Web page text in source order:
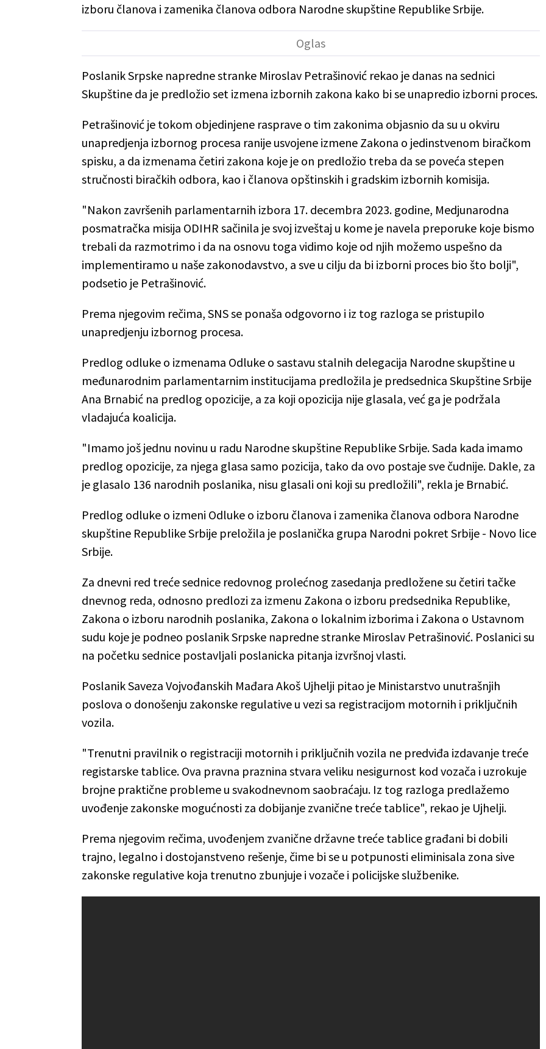
izboru članova i zamenika članova odbora Narodne skupštine Republike Srbije.
Poslanik Srpske napredne stranke Miroslav Petrašinović rekao je danas na sednici
Skupštine da je predložio set izmena izbornih zakona kako bi se unapredio izborni proces.
Petrašinović je tokom objedinjene rasprave o tim zakonima objasnio da su u okviru
unapredjenja izbornog procesa ranije usvojene izmene Zakona o jedinstvenom biračkom
spisku, a da izmenama četiri zakona koje je on predložio treba da se poveća stepen
stručnosti biračkih odbora, kao i članova opštinskih i gradskim izbornih komisija.
"Nakon završenih parlamentarnih izbora 17. decembra 2023. godine, Medjunarodna
posmatračka misija ODIHR sačinila je svoj izveštaj u kome je navela preporuke koje bismo
trebali da razmotrimo i da na osnovu toga vidimo koje od njih možemo uspešno da
implementiramo u naše zakonodavstvo, a sve u cilju da bi izborni proces bio što bolji",
podsetio je Petrašinović.
Prema njegovim rečima, SNS se ponaša odgovorno i iz tog razloga se pristupilo
unapredjenju izbornog procesa.
Predlog odluke o izmenama Odluke o sastavu stalnih delegacija Narodne skupštine u
međunarodnim parlamentarnim institucijama predložila je predsednica Skupštine Srbije
Ana Brnabić na predlog opozicije, a za koji opozicija nije glasala, već ga je podržala
vladajuća koalicija.
"Imamo još jednu novinu u radu Narodne skupštine Republike Srbije. Sada kada imamo
predlog opozicije, za njega glasa samo pozicija, tako da ovo postaje sve čudnije. Dakle, za
je glasalo 136 narodnih poslanika, nisu glasali oni koji su predložili", rekla je Brnabić.
Predlog odluke o izmeni Odluke o izboru članova i zamenika članova odbora Narodne
skupštine Republike Srbije preložila je ​poslanička grupa Narodni pokret Srbije - Novo lice
Srbije.
Za dnevni red treće sednice redovnog prolećnog zasedanja predložene su četiri tačke
dnevnog reda, odnosno predlozi za izmenu Zakona o izboru predsednika Republike,
Zakona o izboru narodnih poslanika, Zakona o lokalnim izborima i Zakona o Ustavnom
sudu koje je podneo poslanik Srpske napredne stranke Miroslav Petrašinović. Poslanici su
na početku sednice postavljali poslanicka pitanja izvršnoj vlasti.
Poslanik Saveza Vojvođanskih Mađara Akoš Ujhelji pitao je Ministarstvo unutrašnjih
poslova o donošenju zakonske regulative u vezi sa registracijom motornih i priključnih
vozila.
"Trenutni pravilnik o registraciji motornih i priključnih vozila ne predviđa izdavanje treće
registarske tablice. Ova pravna praznina stvara veliku nesigurnost kod vozača i uzrokuje
brojne praktične probleme u svakodnevnom saobraćaju. Iz tog razloga predlažemo
uvođenje zakonske mogućnosti za dobijanje zvanične treće tablice", rekao je Ujhelji.
Prema njegovim rečima, uvođenjem zvanične državne treće tablice građani bi dobili
trajno, legalno i dostojanstveno rešenje, čime bi se u potpunosti eliminisala zona sive
zakonske regulative koja trenutno zbunjuje i vozače i policijske službenike.